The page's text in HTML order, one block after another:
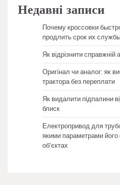
Недавні записи
Почему кроссовки
продлить срок их
Як відрізнити справжній
Оригінал чи аналог: як
трактора без переплати
Як видалити підпалини
блиск
Електропривод для
якими параметрами
об’єктах